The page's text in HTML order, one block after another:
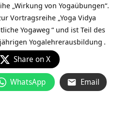
„Wirkung von Yogaübungen“.
Vortragsreihe „Yoga Vidya
Yogaweg “ und ist Teil des
Yogalehrerausbildung .
Share on X
WhatsApp Email